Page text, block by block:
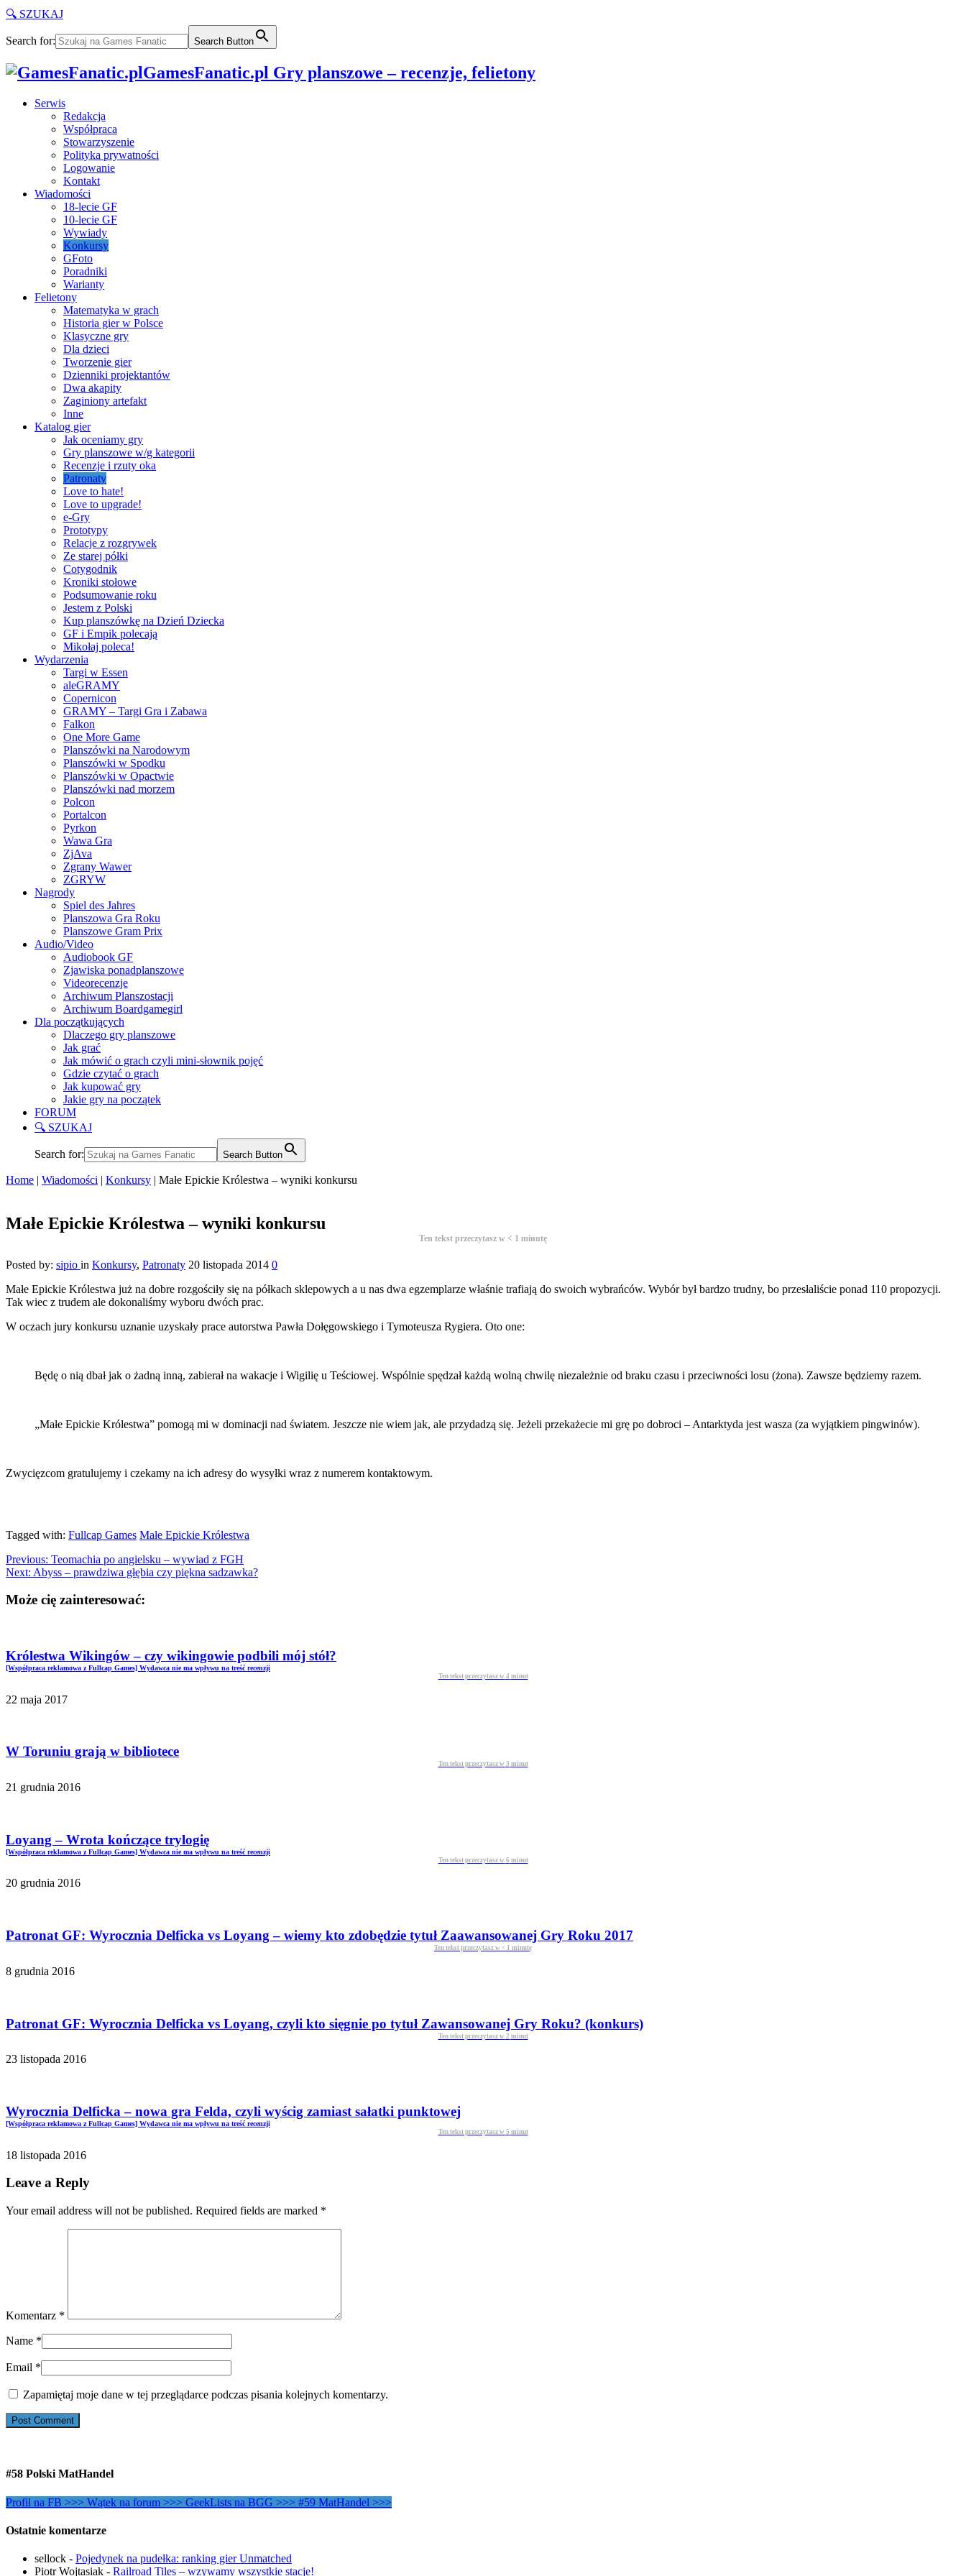
🔍 SZUKAJ
Search for: Search Button
GamesFanatic.pl Gry planszowe – recenzje, felietony
Serwis
Redakcja
Współpraca
Stowarzyszenie
Polityka prywatności
Logowanie
Kontakt
Wiadomości
18-lecie GF
10-lecie GF
Wywiady
Konkursy
GFoto
Poradniki
Warianty
Felietony
Matematyka w grach
Historia gier w Polsce
Klasyczne gry
Dla dzieci
Tworzenie gier
Dzienniki projektantów
Dwa akapity
Zaginiony artefakt
Inne
Katalog gier
Jak oceniamy gry
Gry planszowe w/g kategorii
Recenzje i rzuty oka
Patronaty
Love to hate!
Love to upgrade!
e-Gry
Prototypy
Relacje z rozgrywek
Ze starej półki
Cotygodnik
Kroniki stołowe
Podsumowanie roku
Jestem z Polski
Kup planszówkę na Dzień Dziecka
GF i Empik polecają
Mikołaj poleca!
Wydarzenia
Targi w Essen
aleGRAMY
Copernicon
GRAMY – Targi Gra i Zabawa
Falkon
One More Game
Planszówki na Narodowym
Planszówki w Spodku
Planszówki w Opactwie
Planszówki nad morzem
Polcon
Portalcon
Pyrkon
Wawa Gra
ZjAva
Zgrany Wawer
ZGRYW
Nagrody
Spiel des Jahres
Planszowa Gra Roku
Planszowe Gram Prix
Audio/Video
Audiobook GF
Zjawiska ponadplanszowe
Videorecenzje
Archiwum Planszostacji
Archiwum Boardgamegirl
Dla początkujących
Dlaczego gry planszowe
Jak grać
Jak mówić o grach czyli mini-słownik pojęć
Gdzie czytać o grach
Jak kupować gry
Jakie gry na początek
FORUM
🔍 SZUKAJ
Search for: Search Button
Home | Wiadomości | Konkursy | Małe Epickie Królestwa – wyniki konkursu
Małe Epickie Królestwa – wyniki konkursu
Ten tekst przeczytasz w < 1 minutę
Posted by: sipio in Konkursy, Patronaty 20 listopada 2014 0
Małe Epickie Królestwa już na dobre rozgościły się na półkach sklepowych a u nas dwa egzemplarze właśnie trafiają do swoich wybrańców. Wybór był bardzo trudny, bo przesłaliście ponad 110 propozycji.
Tak wiec z trudem ale dokonaliśmy wyboru dwóch prac.
W oczach jury konkursu uznanie uzyskały prace autorstwa Pawła Dołęgowskiego i Tymoteusza Rygiera. Oto one:
Będę o nią dbał jak o żadną inną, zabierał na wakacje i Wigilię u Teściowej. Wspólnie spędzał każdą wolną chwilę niezależnie od braku czasu i przeciwności losu (żona). Zawsze będziemy razem.
„Małe Epickie Królestwa” pomogą mi w dominacji nad światem. Jeszcze nie wiem jak, ale przydadzą się. Jeżeli przekażecie mi grę po dobroci – Antarktyda jest wasza (za wyjątkiem pingwinów).
Zwycięzcom gratulujemy i czekamy na ich adresy do wysyłki wraz z numerem kontaktowym.
Tagged with: Fullcap Games Małe Epickie Królestwa
Previous: Teomachia po angielsku – wywiad z FGH
Next: Abyss – prawdziwa głębia czy piękna sadzawka?
Może cię zainteresować:
Królestwa Wikingów – czy wikingowie podbili mój stół?
[Współpraca reklamowa z Fullcap Games] Wydawca nie ma wpływu na treść recenzji
Ten tekst przeczytasz w 4 minut
22 maja 2017
W Toruniu grają w bibliotece
Ten tekst przeczytasz w 3 minut
21 grudnia 2016
Loyang – Wrota kończące trylogię
[Współpraca reklamowa z Fullcap Games] Wydawca nie ma wpływu na treść recenzji
Ten tekst przeczytasz w 6 minut
20 grudnia 2016
Patronat GF: Wyrocznia Delficka vs Loyang – wiemy kto zdobędzie tytuł Zaawansowanej Gry Roku 2017
Ten tekst przeczytasz w < 1 minutę
8 grudnia 2016
Patronat GF: Wyrocznia Delficka vs Loyang, czyli kto sięgnie po tytuł Zawansowanej Gry Roku? (konkurs)
Ten tekst przeczytasz w 2 minut
23 listopada 2016
Wyrocznia Delficka – nowa gra Felda, czyli wyścig zamiast sałatki punktowej
[Współpraca reklamowa z Fullcap Games] Wydawca nie ma wpływu na treść recenzji
Ten tekst przeczytasz w 5 minut
18 listopada 2016
Leave a Reply
Your email address will not be published. Required fields are marked *
Komentarz *
Name *
Email *
Zapamiętaj moje dane w tej przeglądarce podczas pisania kolejnych komentarzy.
#58 Polski MatHandel
Profil na FB >>> Wątek na forum >>> GeekLists na BGG >>> #59 MatHandel >>>
Ostatnie komentarze
sellock - Pojedynek na pudełka: ranking gier Unmatched
Piotr Wojtasiak - Railroad Tiles – wzywamy wszystkie stacje!